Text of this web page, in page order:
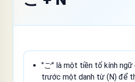
"ご" là một tiền tố kính
trước một danh từ (N) để